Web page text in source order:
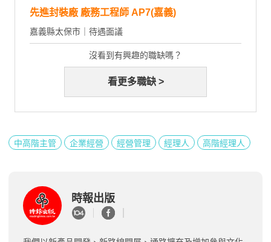
先進封裝廠 廠務工程師 AP7(嘉義)
嘉義縣太保市｜待遇面議
沒看到有興趣的職缺嗎？
看更多職缺 >
中高階主管 企業經營 經營管理 經理人 高階經理人
時報出版